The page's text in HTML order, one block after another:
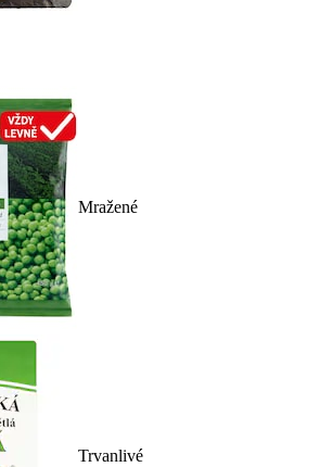
Mražené
Trvanlivé